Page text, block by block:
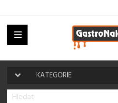
Toggle
navigation
KATEGORIE